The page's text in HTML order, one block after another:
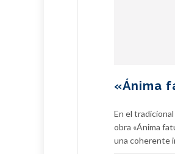
«Ánima
En el
obra «Ánima
una coherente